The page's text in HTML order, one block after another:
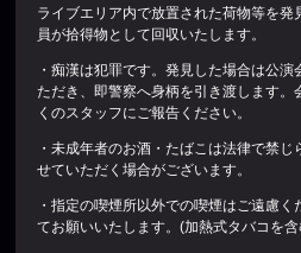
ライブエリア内で放置された荷物等を
員が拾得物として回収いたします。
・痴漢は犯罪です。発見した場合は公
ただき、即警察へ身柄を引き渡します。
くのスタッフにご報告ください。
・未成年者のお酒・たばこは法律で禁
せていただく場合がございます。
・指定の喫煙所以外での喫煙はご遠慮
てお願いいたします。(加熱式タバコを